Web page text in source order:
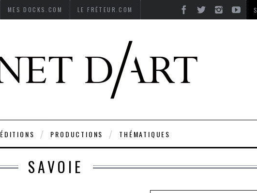
MES DOCKS.COM LE FRÉTEUR.COM
ÉDITIONS PRODUCTIONS THÉMATIQUES
SAVOIE